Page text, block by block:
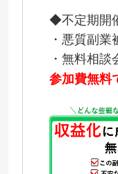
◆不定期開
・悪質副業
・無料相談
参加費無料